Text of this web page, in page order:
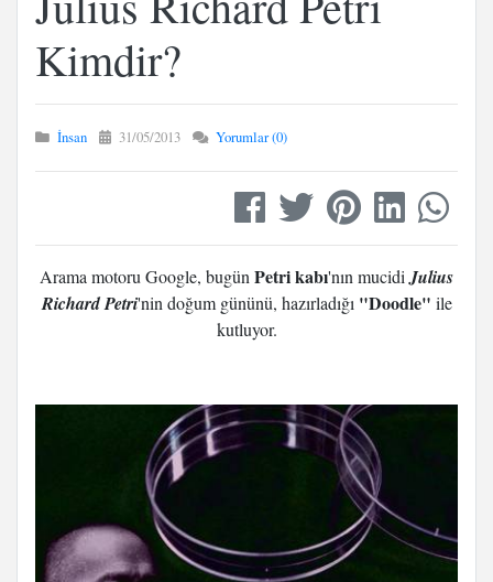
Kimdir?
İnsan 31/05/2013 Yorumlar (0)
Arama motoru Google, bugün Petri kabı'nın mucidi Julius
Richard Petri'nin doğum gününü, hazırladığı "Doodle" ile
kutluyor.